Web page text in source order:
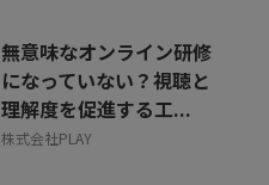
無意味なオンライン研修
になっていない？視聴と
理解度を促進する工...
株式会社PLAY